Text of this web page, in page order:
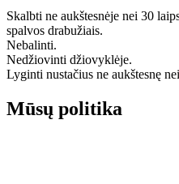
Skalbti ne aukštesnėje nei 30
spalvos drabužiais.
Nebalinti.
Nedžiovinti džiovyklėje.
Lyginti nustačius ne aukštesnę
Mūsų politika